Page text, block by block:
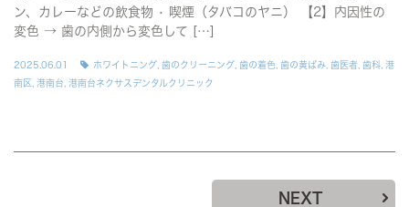
ン、カレーなどの飲食物 • 喫煙（タバコのヤニ） 【2】内因性の
変色 → 歯の内側から変色して […]
2025.06.01 ホワイトニング 歯のクリーニング 歯の着色 歯の黄ばみ 歯医者 歯科 港
南区
港南台 港南台ネクサスデンタルクリニック
NEXT